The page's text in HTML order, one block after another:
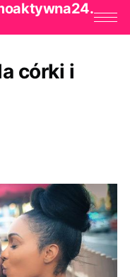
córki i